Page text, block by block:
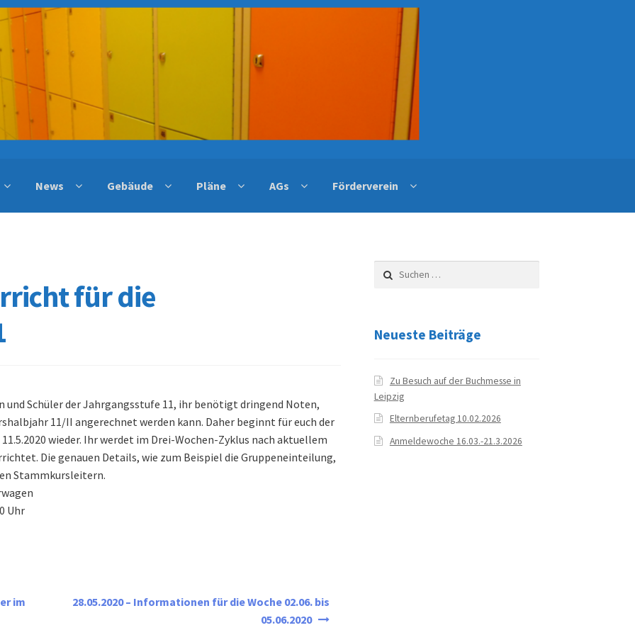
News Gebäude Pläne AGs Förderverein
für die
und Schüler der Jahrgangsstufe 11, ihr benötigt dringend Noten,
11/II angerechnet werden kann. Daher beginnt für euch der
wieder. Ihr werdet im Drei-Wochen-Zyklus nach aktuellem
Die genauen Details, wie zum Beispiel die Gruppeneinteilung,
Stammkursleitern.
Uhr
im
28.05.2020 – Informationen für die Woche 02.06. bis
05.06.2020
nach:
Neueste Beiträge
Zu Besuch auf der Buchmesse in
Leipzig
Elternberufetag 10.02.2026
Anmeldewoche 16.03.-21.3.2026